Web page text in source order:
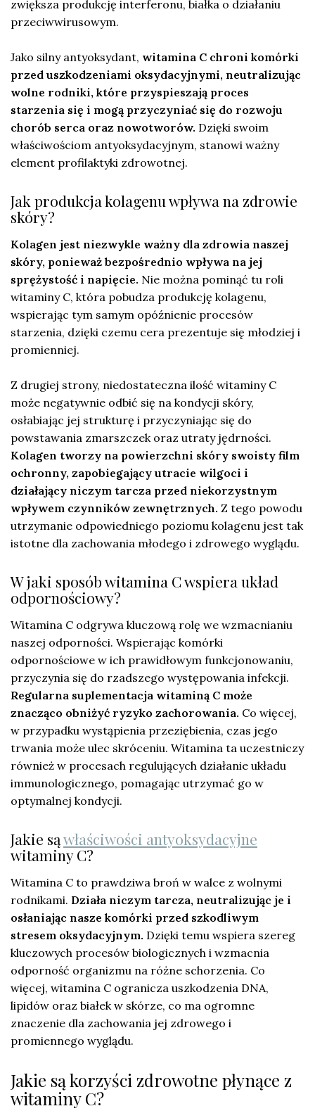
zwiększa produkcję interferonu, białka o działaniu
przeciwwirusowym.
Jako silny antyoksydant, witamina C chroni komórki
przed uszkodzeniami oksydacyjnymi, neutralizując
wolne rodniki, które przyspieszają proces
starzenia się i mogą przyczyniać się do rozwoju
chorób serca oraz nowotworów. Dzięki swoim
właściwościom antyoksydacyjnym, stanowi ważny
element profilaktyki zdrowotnej.
Jak produkcja kolagenu wpływa na zdrowie
skóry?
Kolagen jest niezwykle ważny dla zdrowia naszej
skóry, ponieważ bezpośrednio wpływa na jej
sprężystość i napięcie. Nie można pominąć tu roli
witaminy C, która pobudza produkcję kolagenu,
wspierając tym samym opóźnienie procesów
starzenia, dzięki czemu cera prezentuje się młodziej i
promienniej.
Z drugiej strony, niedostateczna ilość witaminy C
może negatywnie odbić się na kondycji skóry,
osłabiając jej strukturę i przyczyniając się do
powstawania zmarszczek oraz utraty jędrności.
Kolagen tworzy na powierzchni skóry swoisty film
ochronny, zapobiegający utracie wilgoci i
działający niczym tarcza przed niekorzystnym
wpływem czynników zewnętrznych. Z tego powodu
utrzymanie odpowiedniego poziomu kolagenu jest tak
istotne dla zachowania młodego i zdrowego wyglądu.
W jaki sposób witamina C wspiera układ
odpornościowy?
Witamina C odgrywa kluczową rolę we wzmacnianiu
naszej odporności. Wspierając komórki
odpornościowe w ich prawidłowym funkcjonowaniu,
przyczynia się do rzadszego występowania infekcji.
Regularna suplementacja witaminą C może
znacząco obniżyć ryzyko zachorowania. Co więcej,
w przypadku wystąpienia przeziębienia, czas jego
trwania może ulec skróceniu. Witamina ta uczestniczy
również w procesach regulujących działanie układu
immunologicznego, pomagając utrzymać go w
optymalnej kondycji.
Jakie sąwłaściwości antyoksydacyjne
witaminy C?
Witamina C to prawdziwa broń w walce z wolnymi
rodnikami. Działa niczym tarcza, neutralizując je i
osłaniając nasze komórki przed szkodliwym
stresem oksydacyjnym. Dzięki temu wspiera szereg
kluczowych procesów biologicznych i wzmacnia
odporność organizmu na różne schorzenia. Co
więcej, witamina C ogranicza uszkodzenia DNA,
lipidów oraz białek w skórze, co ma ogromne
znaczenie dla zachowania jej zdrowego i
promiennego wyglądu.
Jakie są korzyści zdrowotne płynące z
witaminy C?